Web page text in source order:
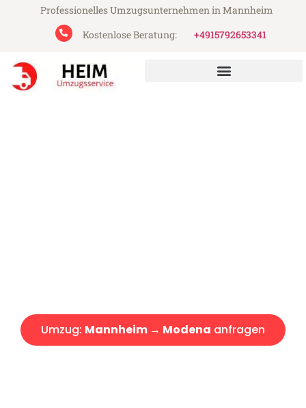
Professionelles Umzugsunternehmen in Mannheim
Kostenlose Beratung:
+4915792653341
Umzug: Mannheim → Modena anfragen